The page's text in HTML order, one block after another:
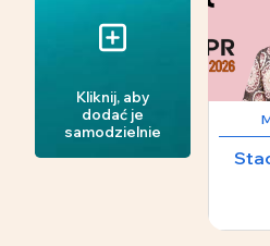
Kliknij, aby
dodać je
samodzielnie